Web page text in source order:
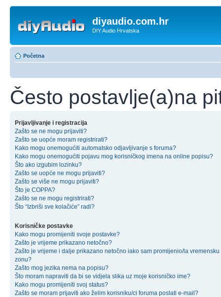
diyaudio.com.hr
DIY Audio Hrvatska
Početna
Često postavlje(a)na
Prijavljivanje i registracija
Zašto se ne mogu prijaviti?
Zašto se uopće moram registrirati?
Kako mogu onemogućiti automatsko odjavljivanje s foruma?
Kako mogu onemogućiti pojavu mog korisničkog imena na online popisu?
Što ako izgubim lozinku?
Zašto se uopće ne mogu prijaviti?
Zašto se više ne mogu prijaviti?
Što je COPPA?
Zašto se ne mogu registrirati?
Što “Izbriši sve kolačiće” radi?
Korisničke postavke
Kako mogu promijeniti svoje postavke?
Zašto je vrijeme prikazano netočno?
Zašto je vrijeme i dalje prikazano netočno iako sam promijenio/la vremensku
zonu?
Zašto mog jezika nema na popisu?
Što moram napraviti da bi se vidjela slika uz moje korisničko ime?
Kako mogu promijeniti svoj status?
Zašto se moram prijaviti ako želim korisniku/ci foruma poslati e-mail?